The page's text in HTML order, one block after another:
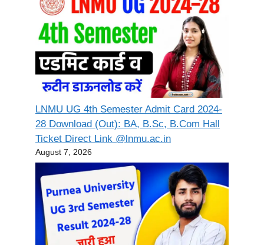
LNMU UG 4th Semester Admit Card 2024-
28 Download (Out): BA, B.Sc, B.Com Hall
Ticket Direct Link @lnmu.ac.in
August 7, 2026